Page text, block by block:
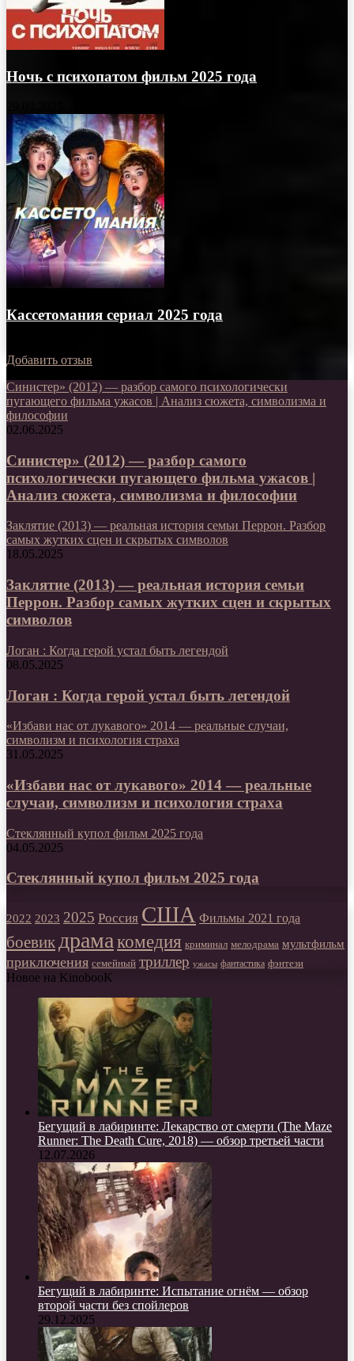
Ночь с психопатом фильм 2025 года
Кассетомания сериал 2025 года
Добавить отзыв
Синистер» (2012) — разбор самого психологически
пугающего фильма ужасов | Анализ сюжета, символизма и
философии
02.06.2025
Синистер» (2012) — разбор самого
психологически пугающего фильма ужасов |
Анализ сюжета, символизма и философии
Заклятие (2013) — реальная история семьи Перрон. Разбор
самых жутких сцен и скрытых символов
18.05.2025
Заклятие (2013) — реальная история семьи
Перрон. Разбор самых жутких сцен и скрытых
символов
Логан : Когда герой устал быть легендой
08.05.2025
Логан : Когда герой устал быть легендой
«Избави нас от лукавого» 2014 — реальные случаи,
символизм и психология страха
31.05.2025
«Избави нас от лукавого» 2014 — реальные
случаи, символизм и психология страха
Стеклянный купол фильм 2025 года
04.05.2025
Стеклянный купол фильм 2025 года
2022 2023 2025 Россия США Фильмы 2021 года
боевик драма комедия криминал мелодрама мультфильм
приключения семейный триллер ужасы фантастика фэнтези
Новое на KinobooK
Бегущий в лабиринте: Лекарство от смерти (The Maze
Runner: The Death Cure, 2018) — обзор третьей части
12.07.2026
Бегущий в лабиринте: Испытание огнём — обзор
второй части без спойлеров
29.12.2025